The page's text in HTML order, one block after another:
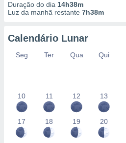
Duração do dia 14h38m
Luz da manhã restante 7h38m
Calendário Lunar
Seg Ter Qua Qui
10 11 12 13
17 18 19 20